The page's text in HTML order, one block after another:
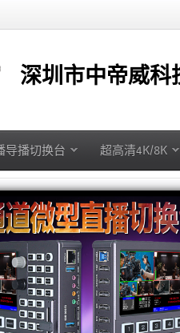
深圳市中帝威科
导播切换台 超高清4K/8K